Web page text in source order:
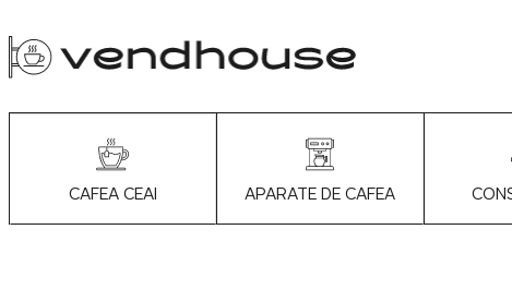
CAFEA CEAI APARATE DE CAFEA